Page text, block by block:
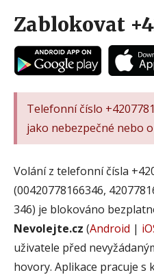
Zablokovat
Telefonní číslo
jako nebezpečné nebo
Volání z telefonní čísla
(00420778166346,
346) je blokováno
Nevolejte.cz (Android |
uživatele před
hovory. Aplikace pracuje